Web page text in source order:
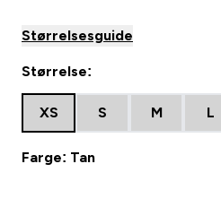
Størrelsesguide
Størrelse:
XS S M L
Farge: Tan